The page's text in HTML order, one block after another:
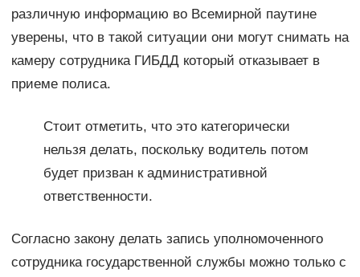
различную информацию во Всемирной паутине
уверены, что в такой ситуации они могут снимать на
камеру сотрудника ГИБДД который отказывает в
приеме полиса.
Стоит отметить, что это категорически
нельзя делать, поскольку водитель потом
будет призван к административной
ответственности.
Согласно закону делать запись уполномоченного
сотрудника государственной службы можно только с